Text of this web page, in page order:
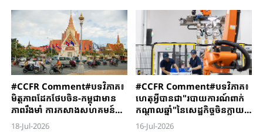
#CCFR ​Comment#បទវិភាគ​៖
មិត្តភាព​ដែកថែបចិន-កម្ពុជា​មាន
ភាពរឹងមាំ ​ការកសាង​សហ​គម​ន៍​
ជោគវាសនារួម​ចិន-កម្ពុជា​
បានឈានឆ្ពោះ​ទៅជំហានថ្មី​ទៀត​
18-Jul-2026
#CCFR Comment#បទវិភាគ៖
ហេតុអ្វីបានជា"របាយការណ៍ពាក់
កណ្តាលឆ្នាំ"នៃសេដ្ឋកិច្ចចិនក្លាយ
ទៅជា"យុថ្កាស្ថិរភាព"សម្រាប់សេដ្ឋ
កិច្ចសកល?
16-Jul-2026